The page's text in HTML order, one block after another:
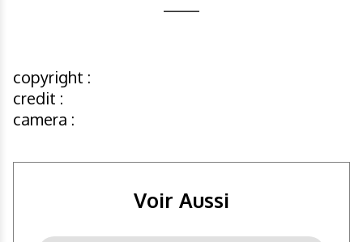
copyright :
credit :
camera :
Voir Aussi